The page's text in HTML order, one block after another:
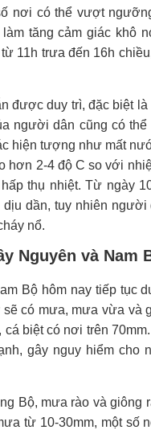
nơi có thể vượt
tăng cảm giác khô
11h trưa đến 16h
được duy trì, đặc biệt
người dân cũng có
hiện tượng như mất
hơn 2-4 độ C so với
thụ nhiệt. Từ ngày
dần, tuy nhiên
nổ.
Nguyên và Nam
Bộ hôm nay tiếp tục
có mưa, mưa vừa
biệt có nơi trên
gây nguy hiểm cho
Bộ, mưa rào và giông
từ 10-30mm, một số